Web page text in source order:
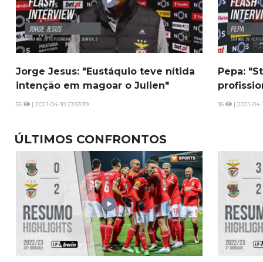
Jorge Jesus: "Eustáquio teve nítida
intenção em magoar o Julien"
55 | 2021-04-10 23:53:39
Pepa:
18 | 2021-04-
ÚLTIMOS CONFRONTOS